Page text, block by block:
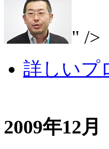
" />
詳しいプ
2009年12月